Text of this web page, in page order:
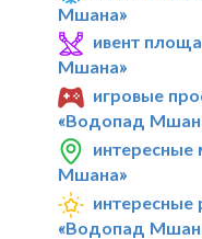
Мшана»
ивент
Мшана»
игровые
«Водопад
Мшана»
интересные
«Водопад